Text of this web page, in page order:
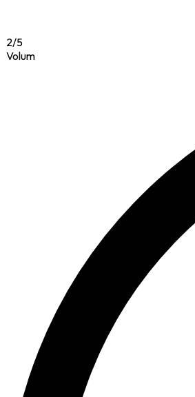
2/5
Volum